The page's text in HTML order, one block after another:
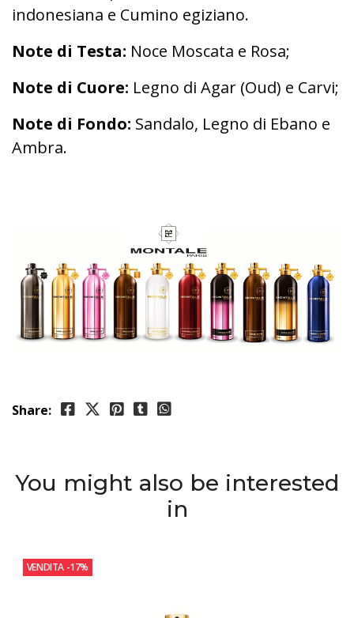
indonesiana e Cumino egiziano.
Note di Testa: Noce Moscata e Rosa;
Note di Cuore: Legno di Agar (Oud) e Carvi;
Note di Fondo: Sandalo, Legno di Ebano e
Ambra.
Share:
You might also be interested
in
VENDITA -17%